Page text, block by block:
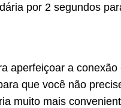
por 2 segundos
a
que você não
muito mais